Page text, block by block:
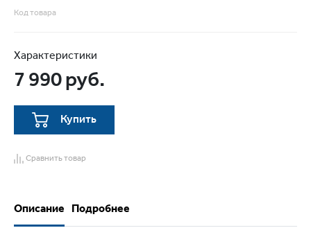
Код товара
Характеристики
7 990 руб.
Купить
Сравнить товар
Описание Подробнее